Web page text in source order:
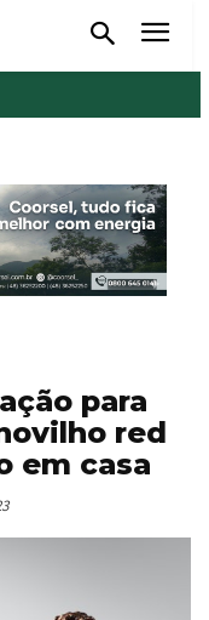
para
red
em casa